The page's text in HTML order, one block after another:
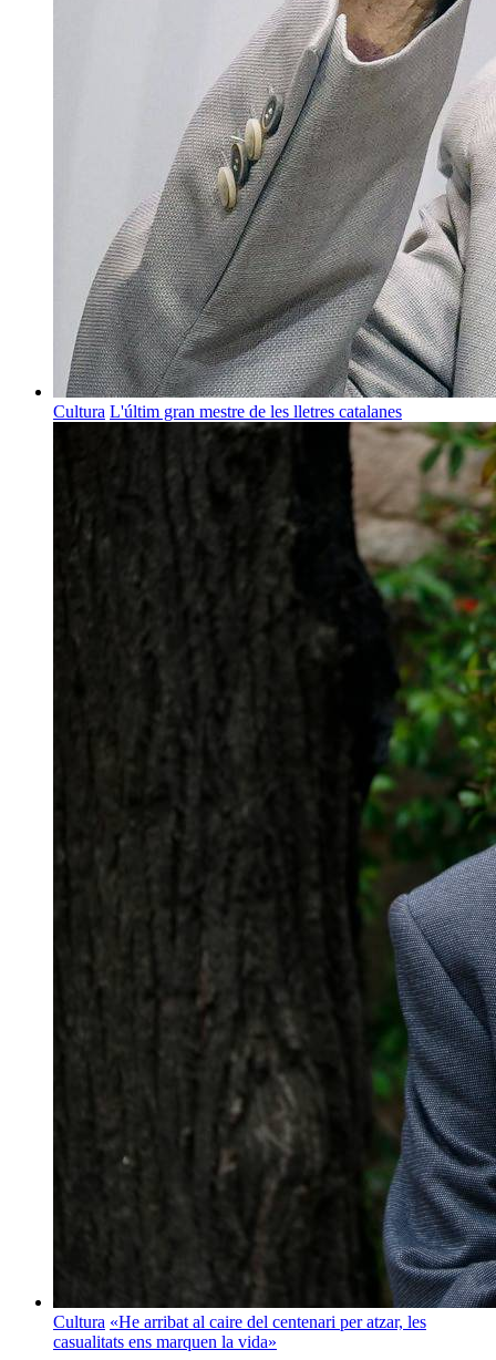
Cultura L'últim gran mestre de les lletres catalanes
Cultura «He arribat al caire del centenari per atzar, les
casualitats ens marquen la vida»